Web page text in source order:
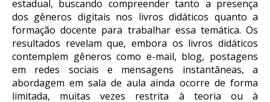
estadual, buscando compreender tanto a presença
dos gêneros digitais nos livros didáticos quanto a
formação docente para trabalhar essa temática. Os
resultados revelam que, embora os livros didáticos
contemplem gêneros como e-mail, blog, postagens
em redes sociais e mensagens instantâneas, a
abordagem em sala de aula ainda ocorre de forma
limitada, muitas vezes restrita à teoria ou à